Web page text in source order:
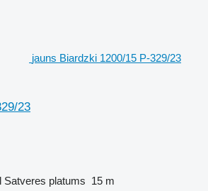
jauns Biardzki 1200/15 P-329/23
23
Satveres platums 15 m